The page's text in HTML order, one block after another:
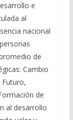
e
al
nacional
de
Cambio
Futuro,
de
al desarrollo